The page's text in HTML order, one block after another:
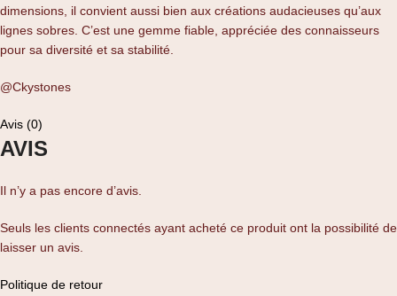
dimensions, il convient aussi bien aux créations audacieuses qu’aux
lignes sobres. C’est une gemme fiable, appréciée des connaisseurs
pour sa diversité et sa stabilité.
@Ckystones
Avis (0)
AVIS
Il n’y a pas encore d’avis.
Seuls les clients connectés ayant acheté ce produit ont la possibilité de
laisser un avis.
Politique de retour